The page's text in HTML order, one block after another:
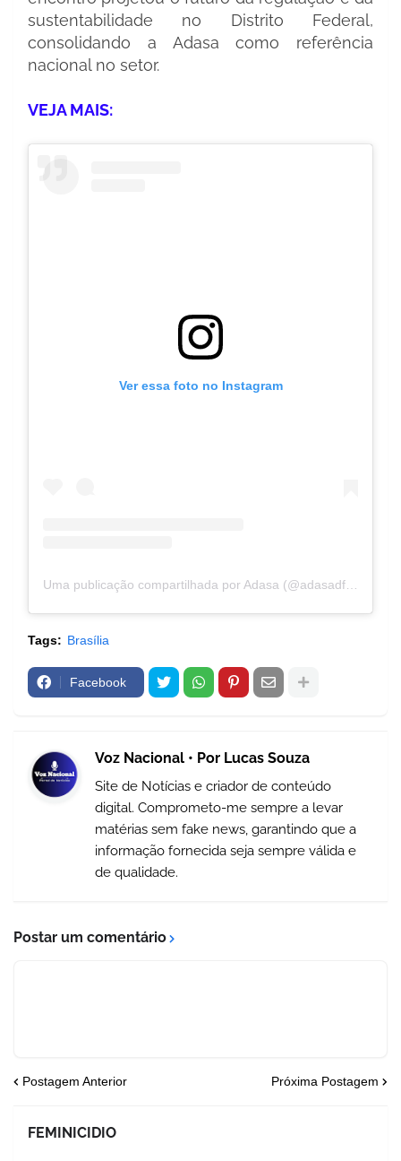
sustentabilidade no Distrito Federal,
consolidando a Adasa como referência
nacional no setor.
VEJA MAIS:
Ver essa foto no Instagram
Uma publicação compartilhada por Adasa (@adasadfoficial)
Tags: Brasília
Facebook
Voz Nacional • Por Lucas Souza
Site de Notícias e criador de conteúdo
digital. Comprometo-me sempre a levar
matérias sem fake news, garantindo que a
informação fornecida seja sempre válida e
de qualidade.
Postar um comentário
Postagem Anterior Próxima Postagem
FEMINICIDIO